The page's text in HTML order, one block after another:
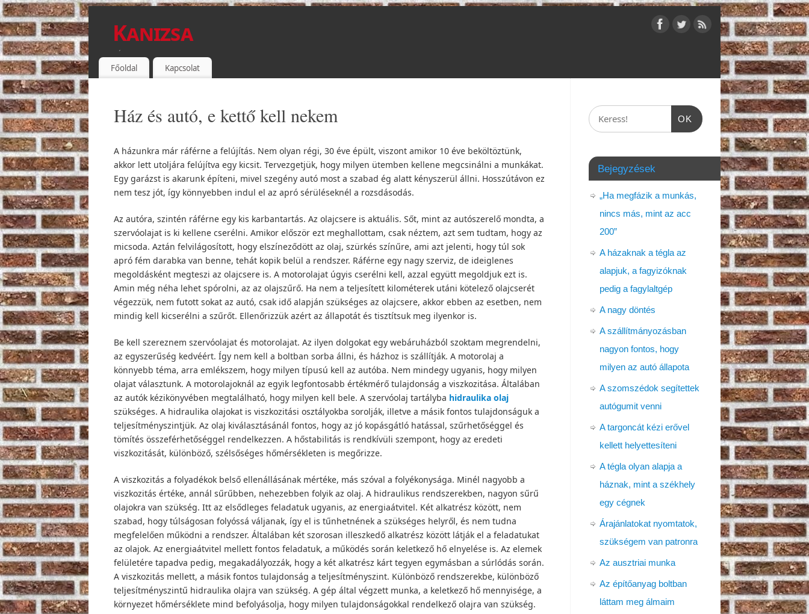
Kanizsa
TÉGLA
Főoldal Kapcsolat
Ház és autó, e kettő kell nekem
A házunkra már ráférne a felújítás. Nem olyan régi, 30 éve épült, viszont amikor 10 éve beköltöztünk,
akkor lett utoljára felújítva egy kicsit. Tervezgetjük, hogy milyen ütemben kellene megcsinálni a munkákat.
Egy garázst is akarunk építeni, mivel szegény autó most a szabad ég alatt kényszerül állni. Hosszútávon ez
nem tesz jót, így könnyebben indul el az apró sérüléseknél a rozsdásodás.
Az autóra, szintén ráférne egy kis karbantartás. Az olajcsere is aktuális. Sőt, mint az autószerelő mondta, a
szervóolajat is ki kellene cserélni. Amikor először ezt meghallottam, csak néztem, azt sem tudtam, hogy az
micsoda. Aztán felvilágosított, hogy elszíneződött az olaj, szürkés színűre, ami azt jelenti, hogy túl sok
apró fém darabka van benne, tehát kopik belül a rendszer. Ráférne egy nagy szerviz, de ideiglenes
megoldásként megteszi az olajcsere is. A motorolajat úgyis cserélni kell, azzal együtt megoldjuk ezt is.
Amin még néha lehet spórolni, az az olajszűrő. Ha nem a teljesített kilométerek utáni kötelező olajcserét
végezzük, nem futott sokat az autó, csak idő alapján szükséges az olajcsere, akkor ebben az esetben, nem
mindig kell kicserélni a szűrőt. Ellenőrizzük azért az állapotát és tisztítsuk meg ilyenkor is.
Be kell szereznem szervóolajat és motorolajat. Az ilyen dolgokat egy webáruházból szoktam megrendelni,
az egyszerűség kedvéért. Így nem kell a boltban sorba állni, és házhoz is szállítják. A motorolaj a
könnyebb téma, arra emlékszem, hogy milyen típusú kell az autóba. Nem mindegy ugyanis, hogy milyen
olajat választunk. A motorolajoknál az egyik legfontosabb értékmérő tulajdonság a viszkozitása. Általában
az autók kézikönyvében megtalálható, hogy milyen kell bele. A szervóolaj tartályba hidraulika olaj
szükséges. A hidraulika olajokat is viszkozitási osztályokba sorolják, illetve a másik fontos tulajdonságuk a
teljesítményszintjük. Az olaj kiválasztásánál fontos, hogy az jó kopásgátló hatással, szűrhetőséggel és
tömítés összeférhetőséggel rendelkezzen. A hőstabilitás is rendkívüli szempont, hogy az eredeti
viszkozitását, különböző, szélsőséges hőmérsékleten is megőrizze.
A viszkozitás a folyadékok belső ellenállásának mértéke, más szóval a folyékonysága. Minél nagyobb a
viszkozitás értéke, annál sűrűbben, nehezebben folyik az olaj. A hidraulikus rendszerekben, nagyon sűrű
olajokra van szükség. Itt az elsődleges feladatuk ugyanis, az energiaátvitel. Két alkatrész között, nem
szabad, hogy túlságosan folyóssá váljanak, így el is tűnhetnének a szükséges helyről, és nem tudna
megfelelően működni a rendszer. Általában két szorosan illeszkedő alkatrész között látják el a feladatukat
az olajok. Az energiaátvitel mellett fontos feladatuk, a működés során keletkező hő elnyelése is. Az elemek
felületére tapadva pedig, megakadályozzák, hogy a két alkatrész kárt tegyen egymásban a súrlódás során.
A viszkozitás mellett, a másik fontos tulajdonság a teljesítményszint. Különböző rendszerekbe, különböző
teljesítményszintű hidraulika olajra van szükség. A gép által végzett munka, a keletkező hő mennyisége, a
környezet hőmérséklete mind befolyásolja, hogy milyen tulajdonságokkal rendelkező olajra van szükség.
OK
Bejegyzések
„Ha megfázik a munkás,
nincs más, mint az acc
200”
A házaknak a tégla az
alapjuk, a fagyizóknak
pedig a fagylaltgép
A nagy döntés
A szállítmányozásban
nagyon fontos, hogy
milyen az autó állapota
A szomszédok segítettek
autógumit venni
A targoncát kézi erővel
kellett helyettesíteni
A tégla olyan alapja a
háznak, mint a székhely
egy cégnek
Árajánlatokat nyomtatok,
szükségem van patronra
Az ausztriai munka
Az építőanyag boltban
láttam meg álmaim